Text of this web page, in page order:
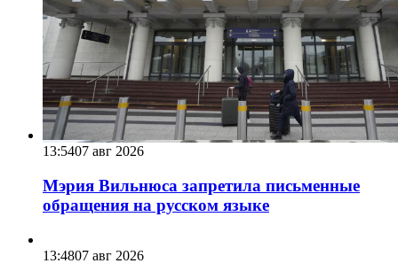
13:5407 авг 2026
Мэрия Вильнюса запретила письменные
обращения на русском языке
13:4807 авг 2026